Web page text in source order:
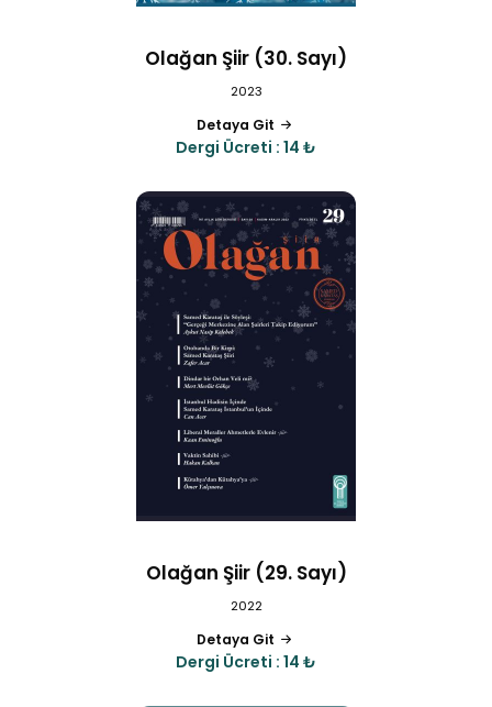
Olağan Şiir (30. Sayı)
2023
Detaya Git
Dergi Ücreti : 14 ₺
Olağan Şiir (29. Sayı)
2022
Detaya Git
Dergi Ücreti : 14 ₺